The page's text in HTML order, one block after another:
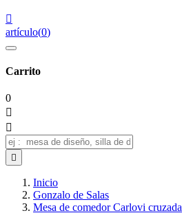

artículo(0)
Carrito
0



Inicio
Gonzalo de Salas
Mesa de comedor Carlovi cruzada